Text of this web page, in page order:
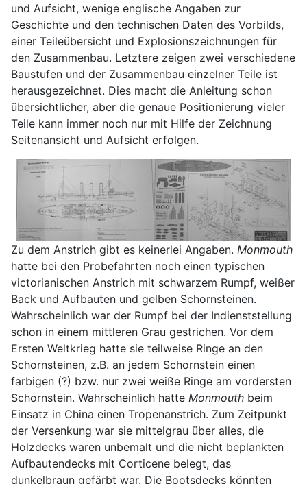
und Aufsicht, wenige englische Angaben zur
Geschichte und den technischen Daten des Vorbilds,
einer Teileübersicht und Explosionszeichnungen für
den Zusammenbau. Letztere zeigen zwei verschiedene
Baustufen und der Zusammenbau einzelner Teile ist
herausgezeichnet. Dies macht die Anleitung schon
übersichtlicher, aber die genaue Positionierung vieler
Teile kann immer noch nur mit Hilfe der Zeichnung
Seitenansicht und Aufsicht erfolgen.
Zu dem Anstrich gibt es keinerlei Angaben. Monmouth
hatte bei den Probefahrten noch einen typischen
victorianischen Anstrich mit schwarzem Rumpf, weißer
Back und Aufbauten und gelben Schornsteinen.
Wahrscheinlich war der Rumpf bei der Indienststellung
schon in einem mittleren Grau gestrichen. Vor dem
Ersten Weltkrieg hatte sie teilweise Ringe an den
Schornsteinen, z.B. an jedem Schornstein einen
farbigen (?) bzw. nur zwei weiße Ringe am vordersten
Schornstein. Wahrscheinlich hatte Monmouth beim
Einsatz in China einen Tropenanstrich. Zum Zeitpunkt
der Versenkung war sie mittelgrau über alles, die
Holzdecks waren unbemalt und die nicht beplankten
Aufbautendecks mit Corticene belegt, das
dunkelbraun gefärbt war. Die Bootsdecks könnten